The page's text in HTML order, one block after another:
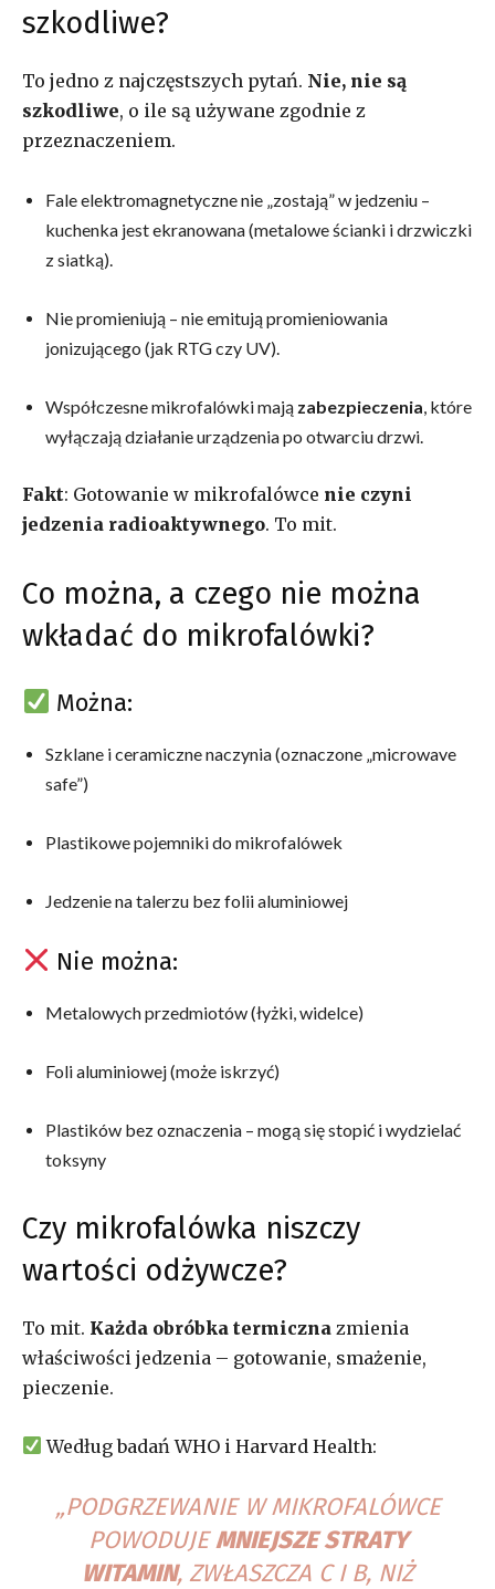
szkodliwe?
To jedno z najczęstszych pytań. Nie, nie są
szkodliwe, o ile są używane zgodnie z
przeznaczeniem.
Fale elektromagnetyczne nie „zostają” w jedzeniu –
kuchenka jest ekranowana (metalowe ścianki i drzwiczki
z siatką).
Nie promieniują – nie emitują promieniowania
jonizującego (jak RTG czy UV).
Współczesne mikrofalówki mają zabezpieczenia , które
wyłączają działanie urządzenia po otwarciu drzwi.
Fakt: Gotowanie w mikrofalówce nie czyni
jedzenia radioaktywnego. To mit.
Co można, a czego nie można
wkładać do mikrofalówki?
Można:
Szklane i ceramiczne naczynia (oznaczone „microwave
safe”)
Plastikowe pojemniki do mikrofalówek
Jedzenie na talerzu bez folii aluminiowej
Nie można:
Metalowych przedmiotów (łyżki, widelce)
Foli aluminiowej (może iskrzyć)
Plastików bez oznaczenia – mogą się stopić i wydzielać
toksyny
Czy mikrofalówka niszczy
wartości odżywcze?
To mit. Każda obróbka termiczna zmienia
właściwości jedzenia – gotowanie, smażenie,
pieczenie.
Według badań WHO i Harvard Health:
„PODGRZEWANIE W MIKROFALÓWCE
POWODUJEMNIEJSZE STRATY
WITAMIN, ZWŁASZCZA C I B, NIŻ